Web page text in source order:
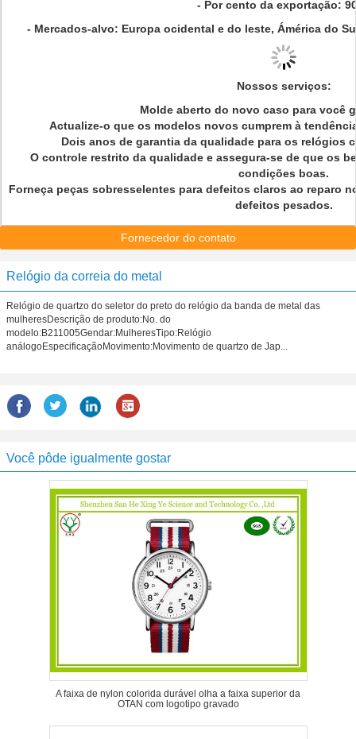
- Por cento da exportação:
- Mercados-alvo: Europa ocidental e do leste, Ámérica do
Nossos serviços:
Molde aberto do novo caso para você
Actualize-o que os modelos novos cumprem à
Dois anos de garantia da qualidade para os relógios
O controle restrito da qualidade e assegura-se de que os
condições boas.
Forneça peças sobresselentes para defeitos claros ao reparo
defeitos pesados.
Fornecedor do contato
Relógio da correia do metal
Relógio de quartzo do seletor do preto do relógio da banda de metal das
mulheresDescrição de produto:No. do
modelo:B211005Gendar:MulheresTipo:Relógio
análogoEspecificaçãoMovimento:Movimento de quartzo de Jap...
Você pôde igualmente gostar
A faixa de nylon colorida durável olha a faixa superior da
OTAN com logotipo gravado